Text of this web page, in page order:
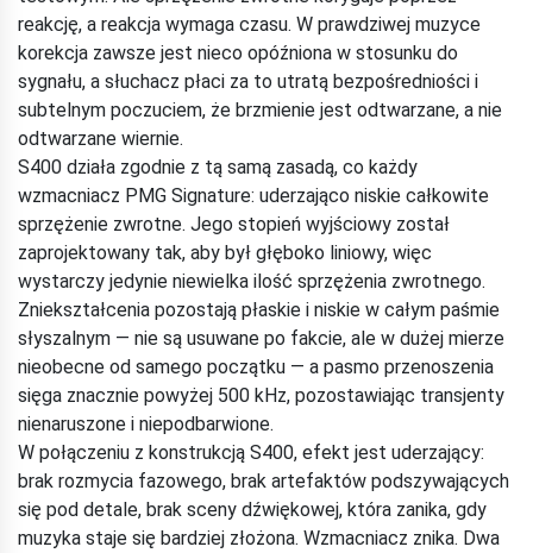
reakcję, a reakcja wymaga czasu. W prawdziwej muzyce
korekcja zawsze jest nieco opóźniona w stosunku do
sygnału, a słuchacz płaci za to utratą bezpośredniości i
subtelnym poczuciem, że brzmienie jest odtwarzane, a nie
odtwarzane wiernie.
S400 działa zgodnie z tą samą zasadą, co każdy
wzmacniacz PMG Signature: uderzająco niskie całkowite
sprzężenie zwrotne. Jego stopień wyjściowy został
zaprojektowany tak, aby był głęboko liniowy, więc
wystarczy jedynie niewielka ilość sprzężenia zwrotnego.
Zniekształcenia pozostają płaskie i niskie w całym paśmie
słyszalnym — nie są usuwane po fakcie, ale w dużej mierze
nieobecne od samego początku — a pasmo przenoszenia
sięga znacznie powyżej 500 kHz, pozostawiając transjenty
nienaruszone i niepodbarwione.
W połączeniu z konstrukcją S400, efekt jest uderzający:
brak rozmycia fazowego, brak artefaktów podszywających
się pod detale, brak sceny dźwiękowej, która zanika, gdy
muzyka staje się bardziej złożona. Wzmacniacz znika. Dwa